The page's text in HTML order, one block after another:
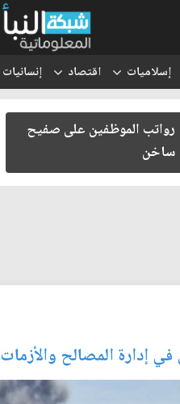
إسلاميات اقتصاد إنسانيات
هجرة الكفاءات العراقية..
الأسباب والآثار الاقتصادية
والإدارية
إدارة المصالح والأزمات